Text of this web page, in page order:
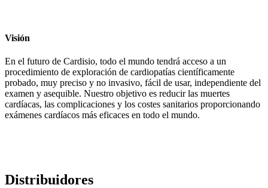
Visión
En el futuro de Cardisio, todo el mundo tendrá acceso a un
procedimiento de exploración de cardiopatías científicamente
probado, muy preciso y no invasivo, fácil de usar, independiente del
examen y asequible. Nuestro objetivo es reducir las muertes
cardíacas, las complicaciones y los costes sanitarios proporcionando
exámenes cardíacos más eficaces en todo el mundo.
Distribuidores